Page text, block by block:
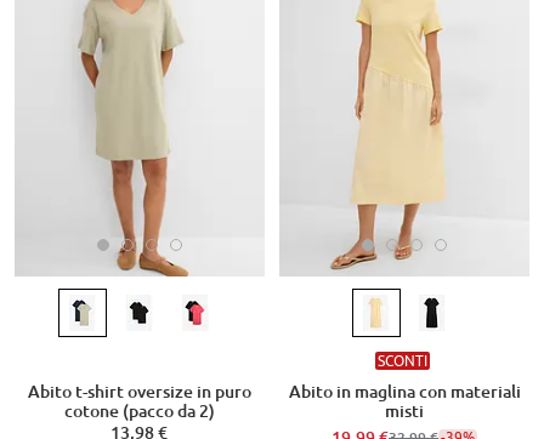
Abito t-shirt oversize in puro
cotone (pacco da 2)
13,98 €
SCONTI
Abito in maglina con materiali
misti